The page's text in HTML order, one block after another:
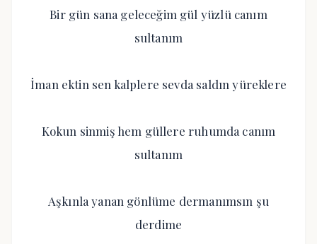
Bir gün sana geleceğim gül yüzlü canım
sultanım
İman ektin sen kalplere sevda saldın yüreklere
Kokun sinmiş hem güllere ruhumda canım
sultanım
Aşkınla yanan gönlüme dermanımsın şu
derdime